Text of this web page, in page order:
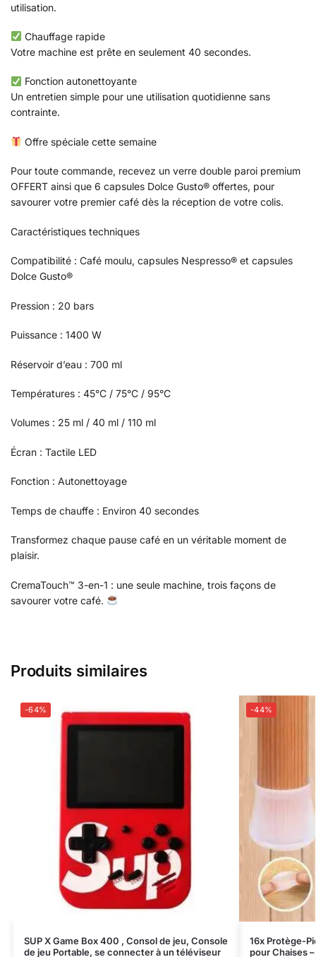
utilisation.
Chauffage rapide
Votre machine est prête en seulement 40 secondes.
Fonction autonettoyante
Un entretien simple pour une utilisation quotidienne sans
contrainte.
Offre spéciale cette semaine
Pour toute commande, recevez un verre double paroi premium
OFFERT ainsi que 6 capsules Dolce Gusto® offertes, pour
savourer votre premier café dès la réception de votre colis.
Caractéristiques techniques
Compatibilité : Café moulu, capsules Nespresso® et capsules
Dolce Gusto®
Pression : 20 bars
Puissance : 1400 W
Réservoir d’eau : 700 ml
Températures : 45°C / 75°C / 95°C
Volumes : 25 ml / 40 ml / 110 ml
Écran : Tactile LED
Fonction : Autonettoyage
Temps de chauffe : Environ 40 secondes
Transformez chaque pause café en un véritable moment de
plaisir.
CremaTouch™ 3-en-1 : une seule machine, trois façons de
savourer votre café.
Produits similaires
-64%
SUP X Game Box 400 , Consol de jeu, Console
de jeu Portable, se connecter à un téléviseur
-44%
16x Protège-
pour Chaises